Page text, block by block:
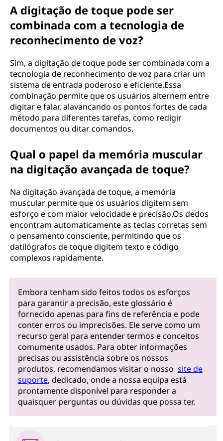
A digitação de toque pode ser
combinada com a tecnologia de
reconhecimento de voz?
Sim, a digitação de toque pode ser combinada com a
tecnologia de reconhecimento de voz para criar um
sistema de entrada poderoso e eficiente.Essa
combinação permite que os usuários alternem entre
digitar e falar, alavancando os pontos fortes de cada
método para diferentes tarefas, como redigir
documentos ou ditar comandos.
Qual o papel da memória muscular
na digitação avançada de toque?
Na digitação avançada de toque, a memória
muscular permite que os usuários digitem sem
esforço e com maior velocidade e precisão.Os dedos
encontram automaticamente as teclas corretas sem
o pensamento consciente, permitindo que os
datilógrafos de toque digitem texto e código
complexos rapidamente.
Embora tenham sido feitos todos os esforços
para garantir a precisão, este glossário é
fornecido apenas para fins de referência e pode
conter erros ou imprecisões. Ele serve como um
recurso geral para entender termos e conceitos
comumente usados. Para obter informações
precisas ou assistência sobre os nossos
produtos, recomendamos visitar o nosso site de
suporte, dedicado, onde a nossa equipa está
prontamente disponível para responder a
quaisquer perguntas ou dúvidas que possa ter.